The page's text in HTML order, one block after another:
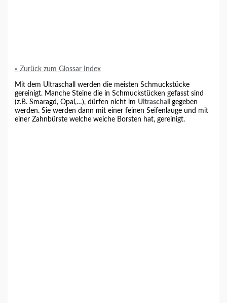
« Zurück zum Glossar Index
Mit dem Ultraschall
werden die meisten Schmuckstücke
gereinigt. Manche Steine die in Schmuckstücken gefasst sind
(z.B.Smaragd,Opal,…), dürfen nicht im Ultraschall
gegeben
werden. Sie werden dann mit einer feinen Seifenlauge und mit
einer Zahnbürste welche weiche Borsten hat, gereinigt.